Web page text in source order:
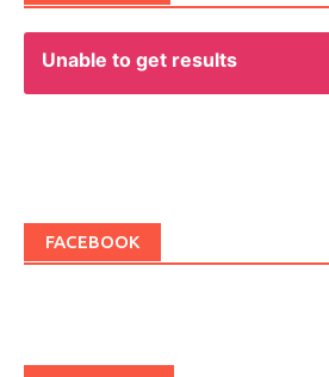
Unable to get results
FACEBOOK